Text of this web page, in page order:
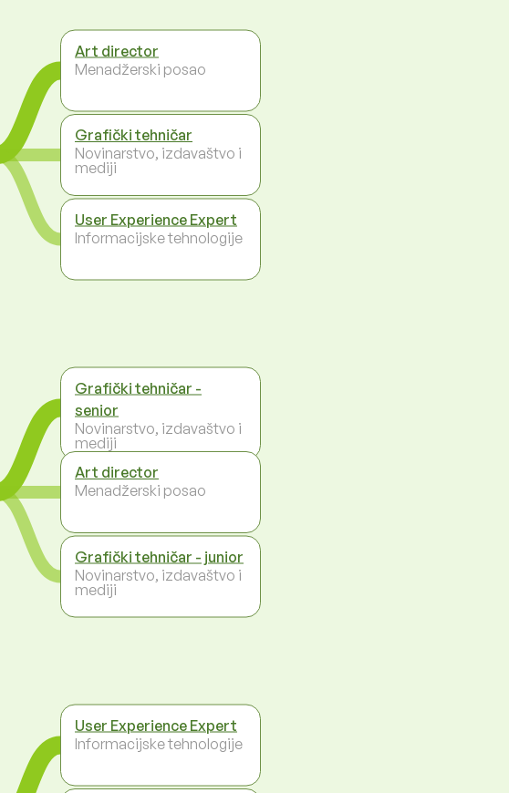
Art director
Menadžerski posao
Grafički tehničar
Novinarstvo, izdavaštvo i
mediji
User Experience Expert
Informacijske tehnologije
Grafički tehničar -
senior
Novinarstvo, izdavaštvo i
mediji
Art director
Menadžerski posao
Grafički tehničar - junior
Novinarstvo, izdavaštvo i
mediji
User Experience Expert
Informacijske tehnologije